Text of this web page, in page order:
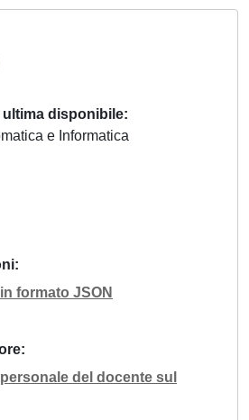
disponibile
e Informatica
formato JSON
del docente sul